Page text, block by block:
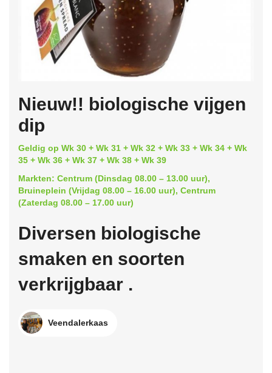
Nieuw!! biologische vijgen
dip
Geldig op Wk 30 + Wk 31 + Wk 32 + Wk 33 + Wk 34 + Wk
35 + Wk 36 + Wk 37 + Wk 38 + Wk 39
Markten: Centrum (Dinsdag 08.00 – 13.00 uur),
Bruineplein (Vrijdag 08.00 – 16.00 uur), Centrum
(Zaterdag 08.00 – 17.00 uur)
Diversen biologische
smaken en soorten
verkrijgbaar .
Veendalerkaas